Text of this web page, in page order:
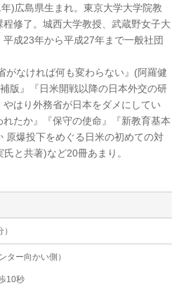
)広島県生まれ。東京大学大学院教
修了。城西大学教授、武蔵野女子大
成23年から平成27年まで一般社団
なければ何も変わらない』(阿羅健
版』『日米開戦以降の日本外交の研
はり外務省が日本をダメにしてい
たか』『保守の使命』『新教育基本
原爆投下をめぐる日米の初めての対
と共著)など20冊あまり。
ー向かい側）
10秒